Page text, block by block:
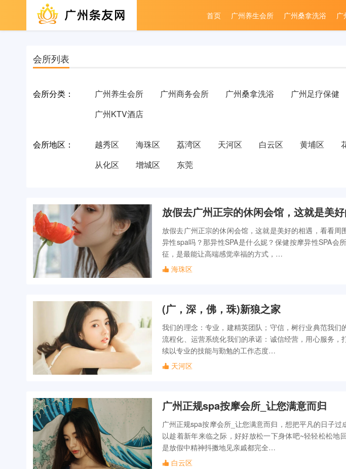
首页 广州养生会所 广州桑拿洗浴 广
会所列表
会所分类： 广州养生会所 广州商务会所 广州桑拿洗浴 广州足疗保健
广州KTV酒店
会所地区： 越秀区 海珠区 荔湾区 天河区 白云区 黄埔区
从化区
增城区 东莞
放假去广州正宗的休闲会馆，这就是美
放假去广州正宗的休闲会馆，这就是美好的相遇，看看
异性spa吗？那异性SPA是什么妮？保健按摩异性SPA会
征，是最能让高端感觉幸福的方式，…
海珠区
(广，深，佛，珠)新狼之家
我们的理念：专业，建精英团队；守信，树行业典范我们
流程化、运营系统化我们的承诺：诚信经营，用心服务
续以专业的技能与勤勉的工作态度…
天河区
广州正规spa按摩会所_让您满意而归
广州正规spa按摩会所_让您满意而归，想把平凡的日子
以趁着新年来临之际，好好放松一下身体吧~轻轻松松地
是放假中精神抖擞地见亲戚都完全…
白云区